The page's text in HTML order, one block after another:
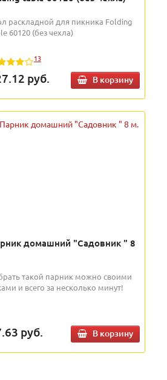
раскладной для пикника Folding
60120 (без чехла)
13
руб. В корзину
домашний "Садовник " 8
такой парник можно своими
и всего за несколько минут!
руб. В корзину